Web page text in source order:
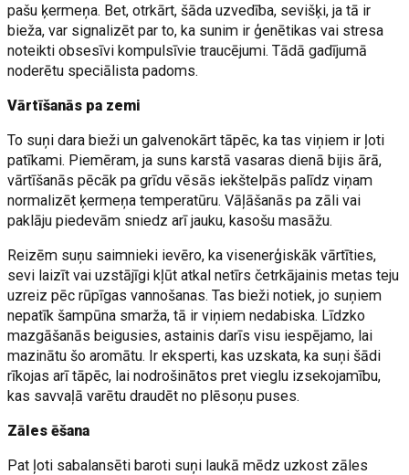
pašu ķermeņa. Bet, otrkārt, šāda uzvedība, sevišķi, ja tā ir
bieža, var signalizēt par to, ka sunim ir ģenētikas vai stresa
noteikti obsesīvi kompulsīvie traucējumi. Tādā gadījumā
noderētu speciālista padoms.
Vārtīšanās pa zemi
To suņi dara bieži un galvenokārt tāpēc, ka tas viņiem ir ļoti
patīkami. Piemēram, ja suns karstā vasaras dienā bijis ārā,
vārtīšanās pēcāk pa grīdu vēsās iekštelpās palīdz viņam
normalizēt ķermeņa temperatūru. Vāļāšanās pa zāli vai
paklāju piedevām sniedz arī jauku, kasošu masāžu.
Reizēm suņu saimnieki ievēro, ka visenerģiskāk vārtīties,
sevi laizīt vai uzstājīgi kļūt atkal netīrs četrkājainis metas teju
uzreiz pēc rūpīgas vannošanas. Tas bieži notiek, jo suņiem
nepatīk šampūna smarža, tā ir viņiem nedabiska. Līdzko
mazgāšanās beigusies, astainis darīs visu iespējamo, lai
mazinātu šo aromātu. Ir eksperti, kas uzskata, ka suņi šādi
rīkojas arī tāpēc, lai nodrošinātos pret vieglu izsekojamību,
kas savvaļā varētu draudēt no plēsoņu puses.
Zāles ēšana
Pat ļoti sabalansēti baroti suņi laukā mēdz uzkost zāles